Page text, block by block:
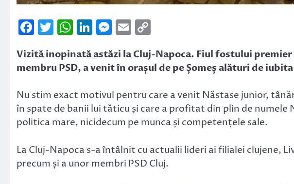
Facebook
Twitter
WhatsApp
LinkedIn
Messenger
Email
Vizită inopinată astăzi la Cluj-Napoca. Fiul fostului
membru PSD, a venit în orașul de pe Șomeș alături de
Nu stim exact motivul pentru care a venit Năstase junior,
în spate de banii lui tăticu și care a profitat din plin de numele
politica mare, nicidecum pe munca și competențele sale.
La Cluj-Napoca s-a întâlnit cu actualii lideri ai filialei clujene,
precum și a unor membri PSD Cluj.